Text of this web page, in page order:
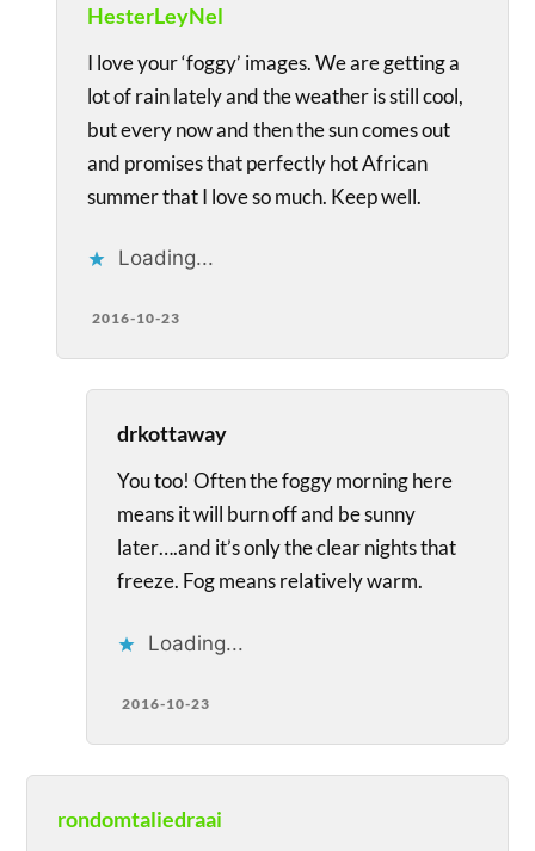
HesterLeyNel
I love your ‘foggy’ images. We are getting a
lot of rain lately and the weather is still cool,
but every now and then the sun comes out
and promises that perfectly hot African
summer that I love so much. Keep well.
Loading...
2016-10-23
drkottaway
You too! Often the foggy morning here
means it will burn off and be sunny
later….and it’s only the clear nights that
freeze. Fog means relatively warm.
Loading...
2016-10-23
rondomtaliedraai